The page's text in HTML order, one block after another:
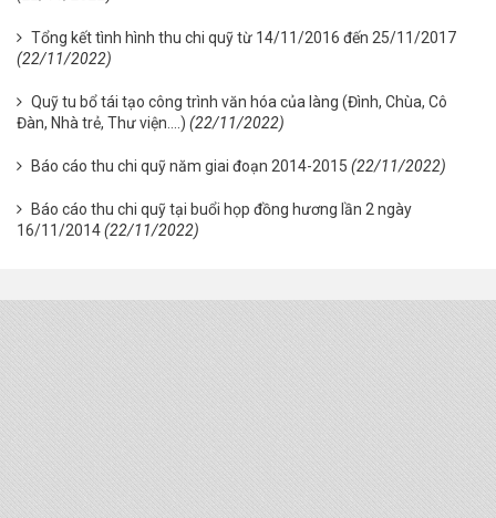
Tổng kết tình hình thu chi quỹ từ 14/11/2016 đến 25/11/2017
(22/11/2022)
Quỹ tu bổ tái tạo công trình văn hóa của làng (Đình, Chùa, Cô
Đàn, Nhà trẻ, Thư viện….) (22/11/2022)
Báo cáo thu chi quỹ năm giai đoạn 2014-2015 (22/11/2022)
Báo cáo thu chi quỹ tại buổi họp đồng hương lần 2 ngày
16/11/2014(22/11/2022)